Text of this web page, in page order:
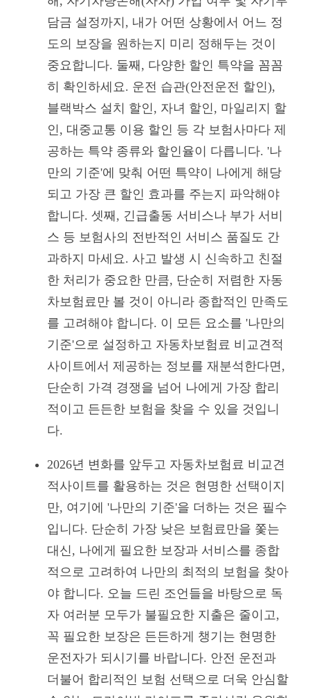
담금 설정까지, 내가 어떤 상황에서 어느 정
도의 보장을 원하는지 미리 정해두는 것이
중요합니다. 둘째, 다양한 할인 특약을 꼼꼼
히 확인하세요. 운전 습관(안전운전 할인),
블랙박스 설치 할인, 자녀 할인, 마일리지 할
인, 대중교통 이용 할인 등 각 보험사마다 제
공하는 특약 종류와 할인율이 다릅니다. '나
만의 기준'에 맞춰 어떤 특약이 나에게 해당
되고 가장 큰 할인 효과를 주는지 파악해야
합니다. 셋째, 긴급출동 서비스나 부가 서비
스 등 보험사의 전반적인 서비스 품질도 간
과하지 마세요. 사고 발생 시 신속하고 친절
한 처리가 중요한 만큼, 단순히 저렴한 자동
차보험료만 볼 것이 아니라 종합적인 만족도
를 고려해야 합니다. 이 모든 요소를 '나만의
기준'으로 설정하고 자동차보험료 비교견적
사이트에서 제공하는 정보를 재분석한다면,
단순히 가격 경쟁을 넘어 나에게 가장 합리
적이고 든든한 보험을 찾을 수 있을 것입니
다.
2026년 변화를 앞두고 자동차보험료 비교견
적사이트를 활용하는 것은 현명한 선택이지
만, 여기에 '나만의 기준'을 더하는 것은 필수
입니다. 단순히 가장 낮은 보험료만을 쫓는
대신, 나에게 필요한 보장과 서비스를 종합
적으로 고려하여 나만의 최적의 보험을 찾아
야 합니다. 오늘 드린 조언들을 바탕으로 독
자 여러분 모두가 불필요한 지출은 줄이고,
꼭 필요한 보장은 든든하게 챙기는 현명한
운전자가 되시기를 바랍니다. 안전 운전과
더불어 합리적인 보험 선택으로 더욱 안심할